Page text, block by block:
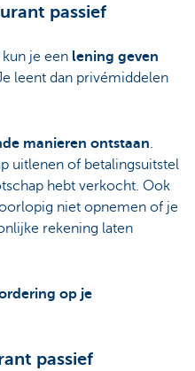
passief
je een lening geven
leent dan privémiddelen
manieren ontstaan.
uitlenen of betalingsuitstel
hebt verkocht. Ook
niet opnemen of je
rekening laten
op je
passief